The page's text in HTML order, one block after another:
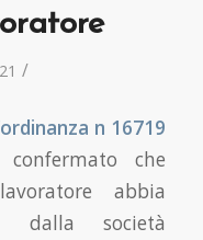
/
n 16719
che
abbia
dalla società